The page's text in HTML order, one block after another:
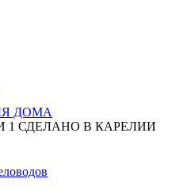
ДОМА
СДЕЛАНО В КАРЕЛИИ